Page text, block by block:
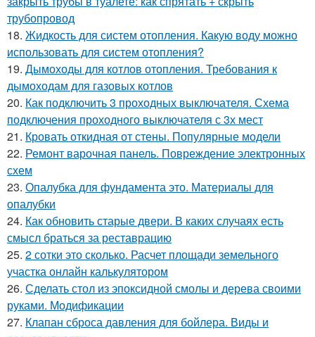
трубопровод
18. Жидкость для систем отопления. Какую воду можно
использовать для систем отопления?
19. Дымоходы для котлов отопления. Требования к
дымоходам для газовых котлов
20. Как подключить 3 проходных выключателя. Схема
подключения проходного выключателя с 3х мест
21. Кровать откидная от стены. Популярные модели
22. Ремонт варочная панель. Повреждение электронных
схем
23. Опалубка для фундамента это. Материалы для
опалубки
24. Как обновить старые двери. В каких случаях есть
смысл браться за реставрацию
25. 2 сотки это сколько. Расчет площади земельного
участка онлайн калькулятором
26. Сделать стол из эпоксидной смолы и дерева своими
руками. Модификации
27. Клапан сброса давления для бойлера. Виды и